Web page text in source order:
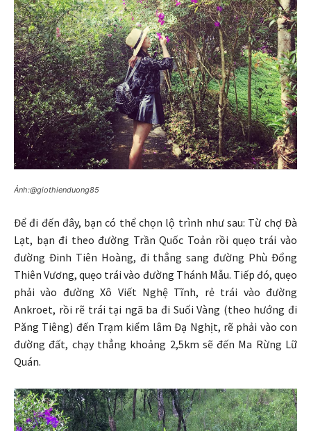
Ảnh:@giothienduong85
Để đi đến đây, bạn có thể chọn lộ trình như sau: Từ chợ Đà
Lạt, bạn đi theo đường Trần Quốc Toản rồi quẹo trái vào
đường Đinh Tiên Hoàng, đi thẳng sang đường Phù Đổng
Thiên Vương, quẹo trái vào đường Thánh Mẫu. Tiếp đó, quẹo
phải vào đường Xô Viết Nghệ Tĩnh, rẻ trái vào đường
Ankroet, rồi rẽ trái tại ngã ba đi Suối Vàng (theo hướng đi
Păng Tiêng) đến Trạm kiểm lâm Đạ Nghịt, rẽ phải vào con
đường đất, chạy thẳng khoảng 2,5km sẽ đến Ma Rừng Lữ
Quán.